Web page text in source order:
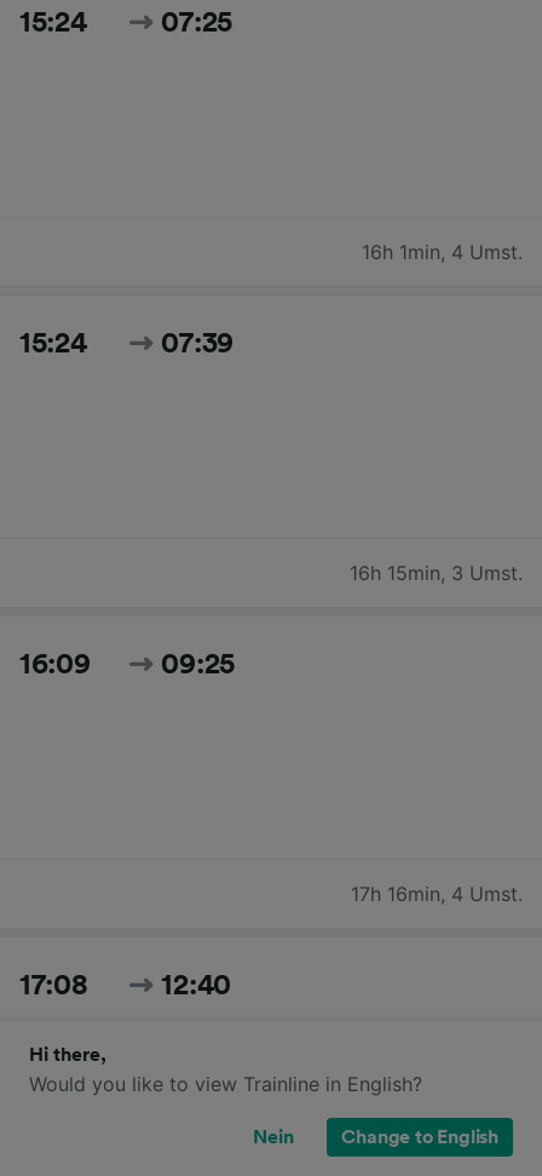
15:24 07:25
16h 1min, 4 Umst.
15:24 07:39
16h 15min, 3 Umst.
16:09 09:25
17h 16min, 4 Umst.
17:08 12:40
Hi there,
Would you like to view Trainline in English?
Nein Change to English